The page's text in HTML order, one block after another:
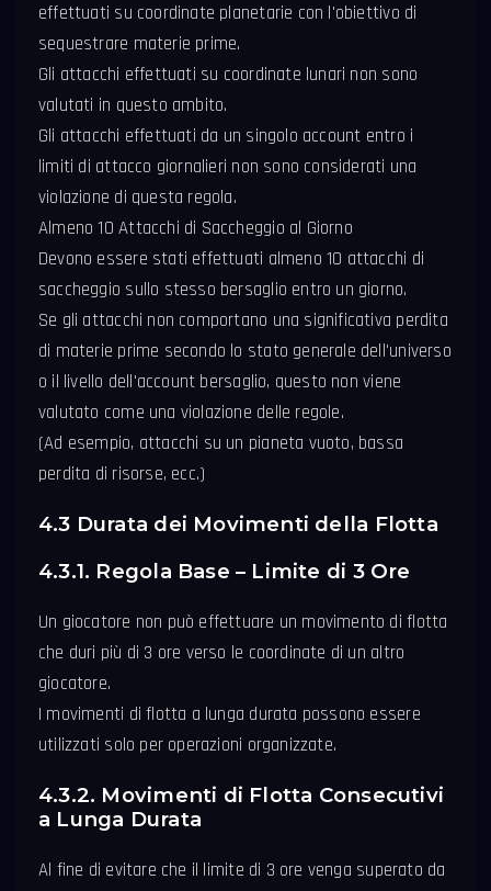
effettuati su coordinate planetarie con l'obiettivo di
sequestrare materie prime.
Gli attacchi effettuati su coordinate lunari non sono
valutati in questo ambito.
Gli attacchi effettuati da un singolo account entro i
limiti di attacco giornalieri non sono considerati una
violazione di questa regola.
Almeno 10 Attacchi di Saccheggio al Giorno
Devono essere stati effettuati almeno 10 attacchi di
saccheggio sullo stesso bersaglio entro un giorno.
Se gli attacchi non comportano una significativa perdita
di materie prime secondo lo stato generale dell'universo
o il livello dell'account bersaglio, questo non viene
valutato come una violazione delle regole.
(Ad esempio, attacchi su un pianeta vuoto, bassa
perdita di risorse, ecc.)
4.3 Durata dei Movimenti della Flotta
4.3.1. Regola Base – Limite di 3 Ore
Un giocatore non può effettuare un movimento di flotta
che duri più di 3 ore verso le coordinate di un altro
giocatore.
I movimenti di flotta a lunga durata possono essere
utilizzati solo per operazioni organizzate.
4.3.2. Movimenti di Flotta Consecutivi
a Lunga Durata
Al fine di evitare che il limite di 3 ore venga superato da